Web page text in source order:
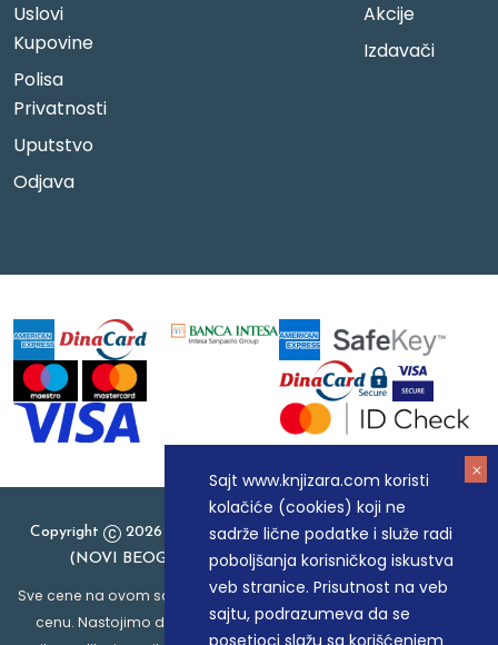
Sajt www.knjizara.com koristi
kolačiće (cookies) koji ne
sadrže lične podatke i služe radi
poboljšanja korisničkog iskustva
veb stranice. Prisutnost na veb
sajtu, podrazumeva da se
posetioci slažu sa korišćenjem
Uslovi
Kupovine
Polisa
Privatnosti
Uputstvo
Odjava
Akcije
Izdavači
Copyright
2026 Knjizara.com - MAKART DOO BEOGRAD
(NOVI BEOGRAD), PIB: 105184104, MB: 20337524
Sve cene na ovom sajtu iskazane su u dinarima. PDV je uračunat u
cenu. Nastojimo da budemo što precizniji u opisu proizvoda,